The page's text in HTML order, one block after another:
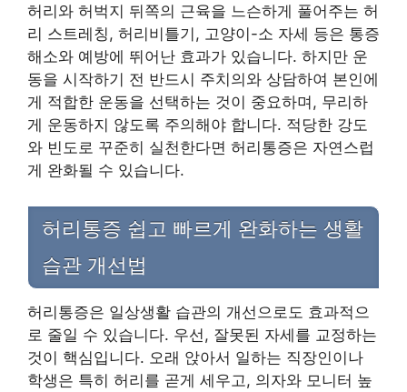
허리와 허벅지 뒤쪽의 근육을 느슨하게 풀어주는 허
리 스트레칭, 허리비틀기, 고양이-소 자세 등은 통증
해소와 예방에 뛰어난 효과가 있습니다. 하지만 운
동을 시작하기 전 반드시 주치의와 상담하여 본인에
게 적합한 운동을 선택하는 것이 중요하며, 무리하
게 운동하지 않도록 주의해야 합니다. 적당한 강도
와 빈도로 꾸준히 실천한다면 허리통증은 자연스럽
게 완화될 수 있습니다.
허리통증 쉽고 빠르게 완화하는 생활
습관 개선법
허리통증은 일상생활 습관의 개선으로도 효과적으
로 줄일 수 있습니다. 우선, 잘못된 자세를 교정하는
것이 핵심입니다. 오래 앉아서 일하는 직장인이나
학생은 특히 허리를 곧게 세우고, 의자와 모니터 높